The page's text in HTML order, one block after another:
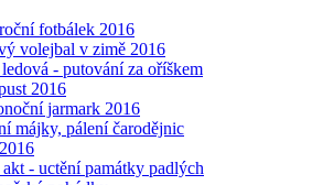
fotbálek 2016
volejbal v zimě 2016
- putování za oříškem
2016
jarmark 2016
májky, pálení čarodějnic
- uctění památky padlých